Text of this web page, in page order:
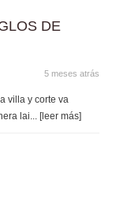
DE
5 meses atrás
villa y corte va
lai... [leer más]